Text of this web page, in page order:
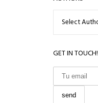
GET IN TOUCH!